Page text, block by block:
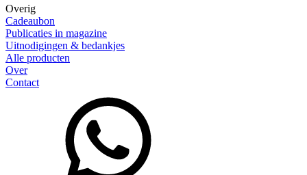
Overig
Cadeaubon
Publicaties in magazine
Uitnodigingen & bedankjes
Alle producten
Over
Contact